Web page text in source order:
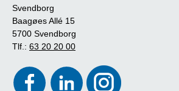
Svendborg
Baagøes Allé 15
5700 Svendborg
Tlf.: 63 20 20 00